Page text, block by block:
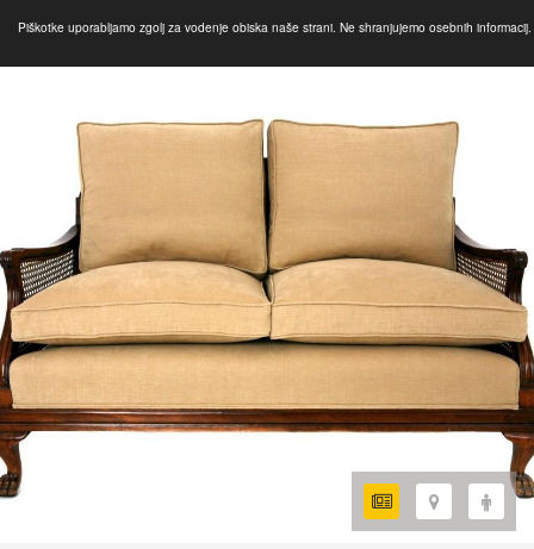
Piškotke uporabljamo zgolj za vodenje obiska naše strani. Ne shranjujemo osebnih informacij.